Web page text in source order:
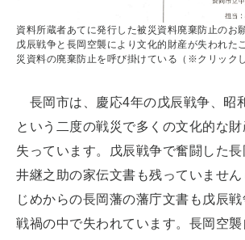
資料所蔵者あてに発行した被災資料廃棄防止のお
戊辰戦争と長岡空襲により文化的財産が失われた
災資料の廃棄防止を呼び掛けている（※クリックし
長岡市は、慶応4年の戊辰戦争、昭
という二度の戦災で多くの文化的な
失っています。戊辰戦争で奮闘した
井継之助の家伝文書も残っていませ
じめからの長岡藩の藩庁文書も戊辰
戦禍の中で失われています。長岡空